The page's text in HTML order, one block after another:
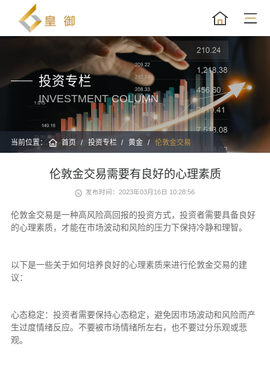
投资专栏
INVESTMENT COLUMN
当前位置： 首页 投资专栏 黄金 伦敦金交易
伦敦金交易需要有良好的心理素质
发布时间：2023年03月16日 10:28:56
伦敦金交易是一种高风险高回报的投资方式，投资者需要具备良好
的心理素质，才能在市场波动和风险的压力下保持冷静和理智。
以下是一些关于如何培养良好的心理素质来进行伦敦金交易的建
议：
心态稳定：投资者需要保持心态稳定，避免因市场波动和风险而产
生过度情绪反应。不要被市场情绪所左右，也不要过分乐观或悲
观。